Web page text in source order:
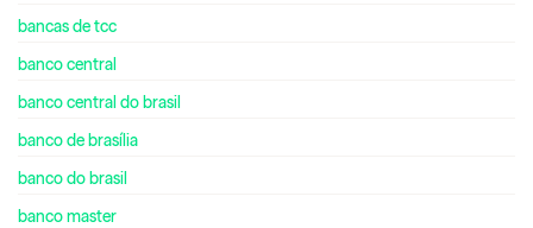
bancas de tcc
banco central
banco central do brasil
banco de brasília
banco do brasil
banco master